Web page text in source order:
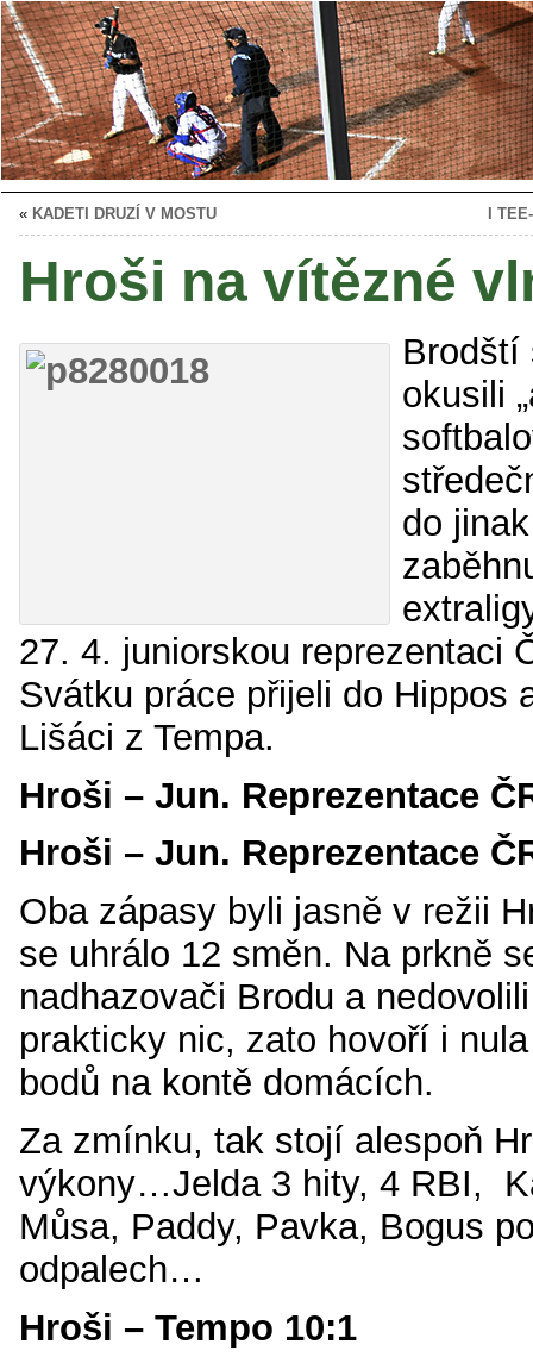
« KADETI DRUZÍ V MOSTU I
Hroši na vítězné
Brodští
okusili
do
27. 4. juniorskou reprezentaci
Svátku práce přijeli do Hippos
Lišáci z Tempa.
Hroši – Jun. Reprezentace
Hroši – Jun. Reprezentace
Oba zápasy byli jasně v režii
se uhrálo 12 směn. Na prkně
nadhazovači Brodu a
prakticky nic, zato hovoří i
bodů na kontě domácích.
Za zmínku, tak stojí alespoň
výkony…Jelda 3 hity, 4 RBI,
Můsa, Paddy, Pavka, Bogus
odpalech…
Hroši – Tempo 10:1